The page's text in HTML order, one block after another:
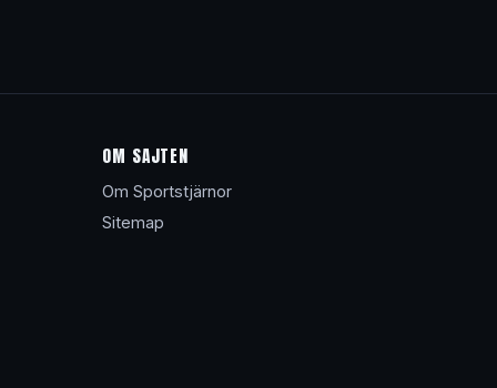
OM SAJTEN
Om Sportstjärnor
Sitemap